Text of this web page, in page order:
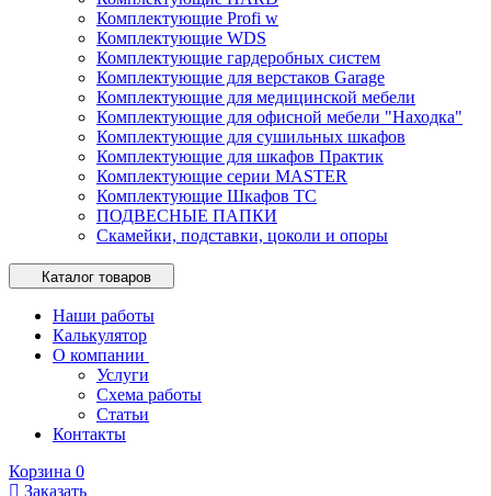
Комплектующие Profi w
Комплектующие WDS
Комплектующие гардеробных систем
Комплектующие для верстаков Garage
Комплектующие для медицинской мебели
Комплектующие для офисной мебели "Находка"
Комплектующие для сушильных шкафов
Комплектующие для шкафов Практик
Комплектующие серии MASTER
Комплектующие Шкафов ТС
ПОДВЕСНЫЕ ПАПКИ
Скамейки, подставки, цоколи и опоры
Каталог товаров
Наши работы
Калькулятор
О компании
Услуги
Схема работы
Статьи
Контакты
Корзина 0
Заказать